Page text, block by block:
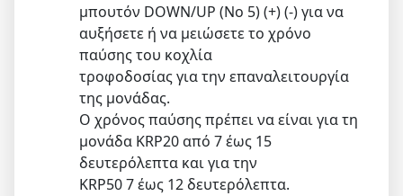
μπουτόν DOWN/UP (Νο 5) (+) (-) για να
αυξήσετε ή να μειώσετε το χρόνο
παύσης του κοχλία
τροφοδοσίας για την επαναλειτουργία
της μονάδας.
Ο χρόνος παύσης πρέπει να είναι για τη
μονάδα KRP20 από 7 έως 15
δευτερόλεπτα και για την
KRP50 7 έως 12 δευτερόλεπτα.